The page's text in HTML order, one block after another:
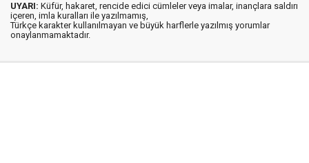
UYARI: Küfür, hakaret, rencide edici cümleler veya imalar, inançlara saldırı
içeren, imla kuralları ile yazılmamış,
Türkçe karakter kullanılmayan ve büyük harflerle yazılmış yorumlar
onaylanmamaktadır.